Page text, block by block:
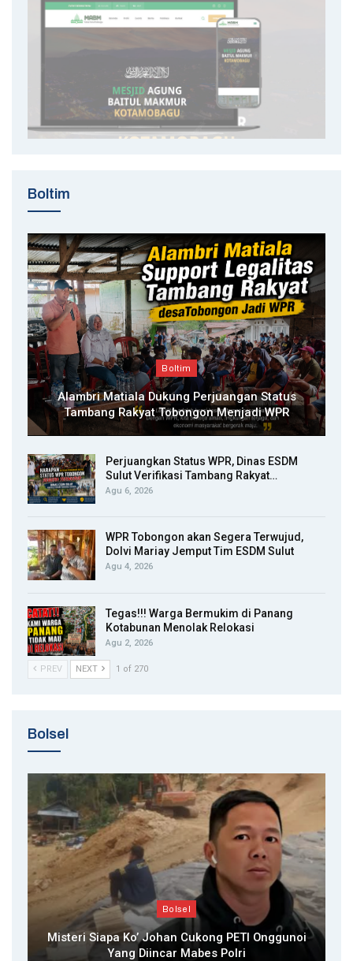
Boltim
Boltim
Alambri Matiala Dukung Perjuangan Status
Tambang Rakyat Tobongon Menjadi WPR
Perjuangkan Status WPR, Dinas ESDM
Sulut Verifikasi Tambang Rakyat…
Agu 6, 2026
WPR Tobongon akan Segera Terwujud,
Dolvi Mariay Jemput Tim ESDM Sulut
Agu 4, 2026
Tegas!!! Warga Bermukim di Panang
Kotabunan Menolak Relokasi
Agu 2, 2026
PREV NEXT 1 of 270
Bolsel
Bolsel
Misteri Siapa Ko’ Johan Cukong PETI Onggunoi
Yang Diincar Mabes Polri